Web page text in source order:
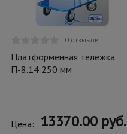
0 отзывов
Платформенная тележка
П-8.14 250 мм
Цена: 13370.00 руб.